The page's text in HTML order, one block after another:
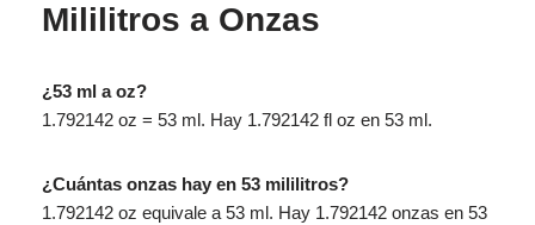
Mililitros a Onzas
¿53 ml a oz?
1.792142 oz = 53 ml. Hay 1.792142 fl oz en 53 ml.
¿Cuántas onzas hay en 53 mililitros?
1.792142 oz equivale a 53 ml. Hay 1.792142 onzas en 53